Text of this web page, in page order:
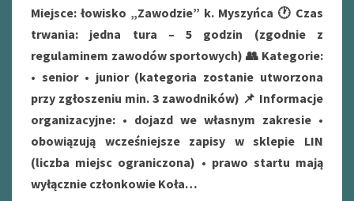
Miejsce: łowisko „Zawodzie” k. Myszyńca 🕐 Czas
trwania: jedna tura – 5 godzin (zgodnie z
regulaminem zawodów sportowych) 👥 Kategorie:
• senior • junior (kategoria zostanie utworzona
przy zgłoszeniu min. 3 zawodników) 📌 Informacje
organizacyjne: • dojazd we własnym zakresie •
obowiązują wcześniejsze zapisy w sklepie LIN
(liczba miejsc ograniczona) • prawo startu mają
wyłącznie członkowie Koła…